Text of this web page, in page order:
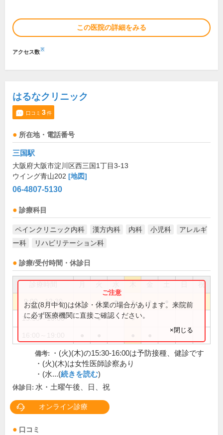
この医院の詳細をみる
アクセス数※
はるなクリニック
口コミ 3件
所在地・電話番号
三国駅
大阪府大阪市淀川区西三国1丁目3-13
ウイング青山202 [地図]
06-4807-5130
診療科目
ペインクリニック内科 漢方内科 内科 小児科
アレルギ
ー科
リハビリテーション科
診療/受付時間・休診日
祝
9:00～12:30 ● ● ● ● ●
15:30～16:00 ● ●
お盆(8月中旬)は休診・休業の場合があります。来院前
に必ず医療機関に直接ご確認ください。
×閉じる
備考:
・(火)(木)の15:30-16:00は予防接種、健診です
・(火)(木)は女性医師診察あり
・(水...(続きを読む)
休診日: 水・土曜午後、日、祝
オンライン診療
口コミ